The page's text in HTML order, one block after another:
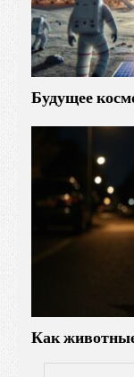
Будущее
Как